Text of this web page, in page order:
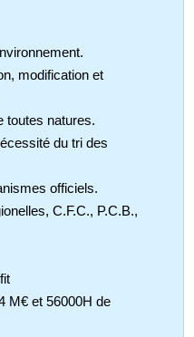
modification et
toutes natures.
du tri des
officiels.
C.F.C., P.C.B.,
M€ et 56000H de